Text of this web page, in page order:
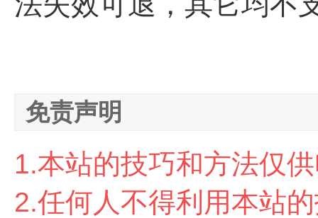
免责声明
1.本站的技巧和方法仅
2.任何人不得利用本站